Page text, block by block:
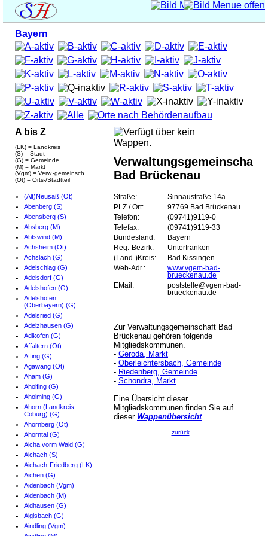
Bayern
A bis Z
(LK) = Landkreis
(S) = Stadt
(G) = Gemeinde
(M) = Markt
(Vgm) = Verw.-gemeinsch.
(Ot) = Orts-/Stadtteil
(Alt)Neusäß (Ot)
Abenberg (S)
Abensberg (S)
Absberg (M)
Abtswind (M)
Achsheim (Ot)
Achslach (G)
Adelschlag (G)
Adelsdorf (G)
Adelshofen (G)
Adelshofen
(Oberbayern) (G)
Adelsried (G)
Adelzhausen (G)
Adlkofen (G)
Affaltern (Ot)
Affing (G)
Agawang (Ot)
Aham (G)
Aholfing (G)
Aholming (G)
Ahorn (Landkreis
Coburg) (G)
Ahornberg (Ot)
Ahorntal (G)
Aicha vorm Wald (G)
Aichach (S)
Aichach-Friedberg (LK)
Aichen (G)
Aidenbach (Vgm)
Aidenbach (M)
Aidhausen (G)
Aiglsbach (G)
Aindling (Vgm)
Verwaltungsgemeinschaft
Bad Brückenau
Straße:
Sinnaustraße 14a
PLZ / Ort:
97769 Bad Brückenau
Telefon:
(09741)9119-0
Telefax:
(09741)9119-33
Bundesland:
Bayern
Reg.-Bezirk:
Unterfranken
(Land-)Kreis:
Bad Kissingen
Web-Adr.:
www.vgem-bad-
brueckenau.de
EMail:
poststelle@vgem-bad-
brueckenau.de
Zur Verwaltungsgemeinschaft Bad
Brückenau gehören folgende
Mitgliedskommunen.
- Geroda, Markt
- Oberleichtersbach, Gemeinde
- Riedenberg, Gemeinde
- Schondra, Markt
Eine Übersicht dieser
Mitgliedskommunen finden Sie auf
dieser Wappenübersicht.
zurück